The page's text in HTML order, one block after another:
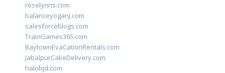
roselynns.com
balanceyoganj.com
salesforceblogs.com
TrainGames365.com
BaytownEvaCationRentals.com
JabalpurCakeDelivery.com
halobjd.com